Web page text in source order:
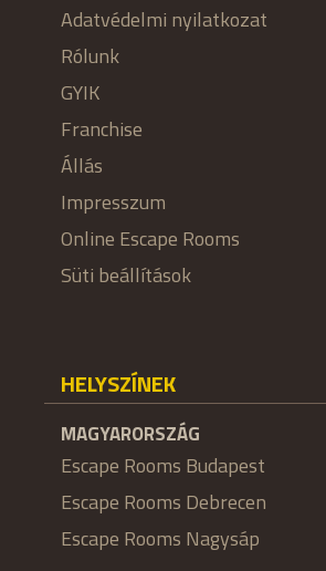
Adatvédelmi nyilatkozat
Rólunk
GYIK
Franchise
Állás
Impresszum
Online Escape Rooms
Süti beállítások
HELYSZÍNEK
MAGYARORSZÁG
Escape Rooms Budapest
Escape Rooms Debrecen
Escape Rooms Nagysáp